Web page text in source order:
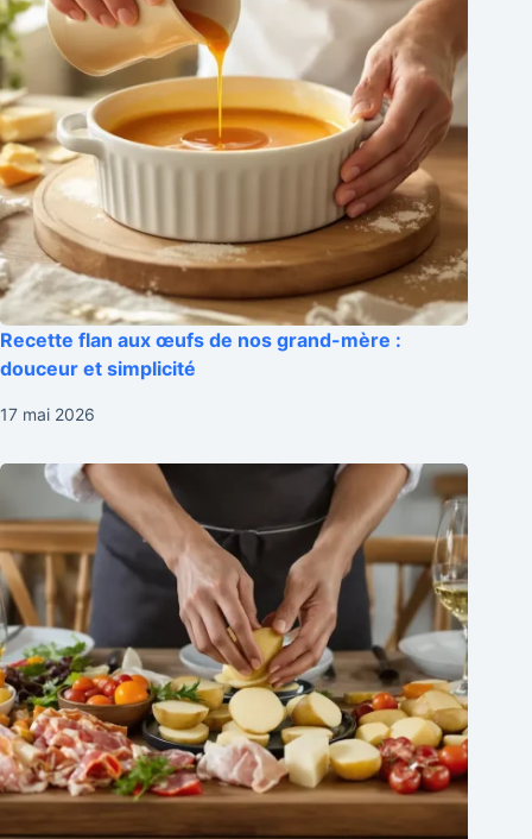
Recette flan aux œufs de nos grand-mère :
douceur et simplicité
17 mai 2026